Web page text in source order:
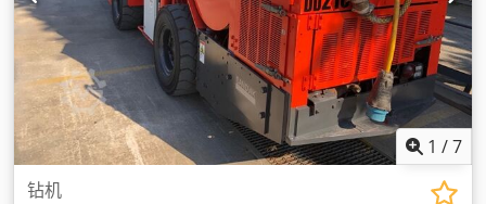
1 /7
钻机